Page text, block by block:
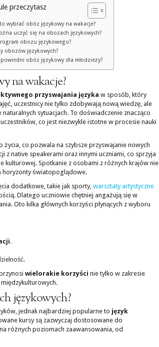
przeczytasz
wybrać obóz językowy na wakacje?
uczyć się na obozach językowych?
obozu językowego?
obozów językowych?
obóz językowy dla młodzieży?
na wakacje?
przyswajania języka w sposób, który
uczestnicy nie tylko zdobywają nową wiedzę, ale
sytuacjach. To doświadczenie znacząco
co jest niezwykle istotne w procesie nauki
co pozwala na szybsze przyswajanie nowych
z native speakerami oraz innymi uczniami, co sprzyja
kulturowej. Spotkanie z osobami z różnych krajów nie
horyzonty światopoglądowe.
dodatkowe, takie jak sporty,warsztaty artystyczne
Dlatego uczniowie chętniej angażują się w
Oto kilka głównych korzyści płynących z wyboru
.
wielorakie korzyści nie tylko w zakresie
językowych?
jednak najbardziej popularne to język
kursy są zazwyczaj dostosowane do
różnych poziomach zaawansowania, od